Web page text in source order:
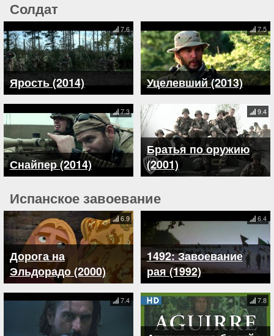
Солдат
Ярость (2014)
7.6
Уцелевший (2013)
7.5
Снайпер (2014)
7.3
Братья по оружию
(2001)
9.4
Испанское завоевание
Дорога на
Эльдорадо (2000)
6.9
1492: Завоевание
рая (1992)
6.4
7.4 7.8